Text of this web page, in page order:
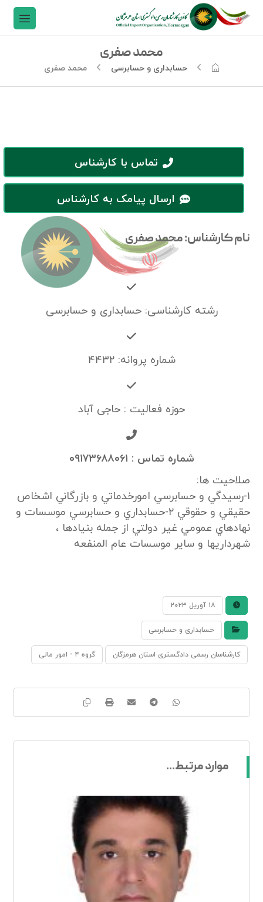
محمد صفری
حسابداری و حسابرسی محمد صفری
تماس با کارشناس
ارسال پیامک به کارشناس
نام کارشناس: محمد صفری
رشته کارشناسی: حسابداری و حسابرسی
شماره پروانه: ۴۴۳۲
حوزه فعالیت : حاجی آباد
شماره تماس : ۰۹۱۷۳۶۸۸۰۶۱
صلاحیت ها:
۱-رسيدگي و حسابرسي امورخدماتي و بازرگاني اشخاص
حقيقي و حقوقي ۲-حسابداري و حسابرسي موسسات و
نهادهاي عمومي غير دولتي از جمله بنيادها ،
شهرداريها و ساير موسسات عام المنفعه
۱۸ آوریل ۲۰۲۳
حسابداری و حسابرسی
کارشناسان رسمی دادگستری استان هرمزگان گروه ۴ - امور مالی
موارد مرتبط...